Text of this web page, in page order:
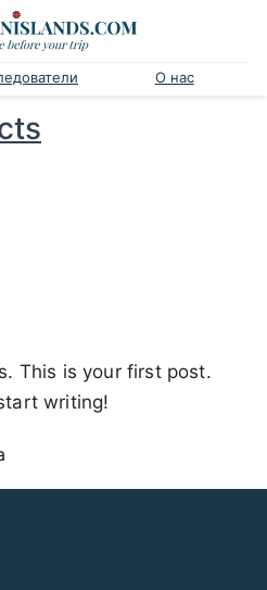
О нас
This is your first post.
writing!